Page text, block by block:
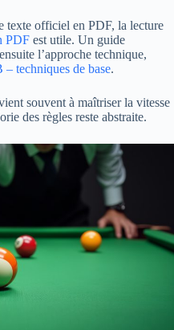
texte officiel en PDF, la lecture
PDF est utile. Un guide
l’approche technique,
– techniques de base.
souvent à maîtriser la vitesse
des règles reste abstraite.